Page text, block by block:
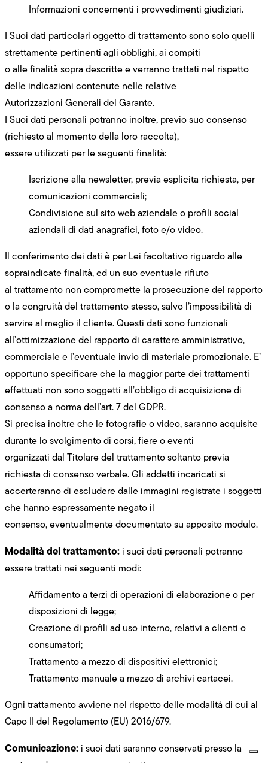
Informazioni concernenti i provvedimenti giudiziari.
I Suoi dati particolari oggetto di trattamento sono solo quelli
strettamente pertinenti agli obblighi, ai compiti
o alle finalità sopra descritte e verranno trattati nel rispetto
delle indicazioni contenute nelle relative
Autorizzazioni Generali del Garante.
I Suoi dati personali potranno inoltre, previo suo consenso
(richiesto al momento della loro raccolta),
essere utilizzati per le seguenti finalità:
Iscrizione alla newsletter, previa esplicita richiesta, per
comunicazioni commerciali;
Condivisione sul sito web aziendale o profili social
aziendali di dati anagrafici, foto e/o video.
Il conferimento dei dati è per Lei facoltativo riguardo alle
sopraindicate finalità, ed un suo eventuale rifiuto
al trattamento non compromette la prosecuzione del rapporto
o la congruità del trattamento stesso, salvo l’impossibilità di
servire al meglio il cliente. Questi dati sono funzionali
all’ottimizzazione del rapporto di carattere amministrativo,
commerciale e l’eventuale invio di materiale promozionale. E’
opportuno specificare che la maggior parte dei trattamenti
effettuati non sono soggetti all’obbligo di acquisizione di
consenso a norma dell’art. 7 del GDPR.
Si precisa inoltre che le fotografie o video, saranno acquisite
durante lo svolgimento di corsi, fiere o eventi
organizzati dal Titolare del trattamento soltanto previa
richiesta di consenso verbale. Gli addetti incaricati si
accerteranno di escludere dalle immagini registrate i soggetti
che hanno espressamente negato il
consenso, eventualmente documentato su apposito modulo.
Modalità del trattamento: i suoi dati personali potranno
essere trattati nei seguenti modi:
Affidamento a terzi di operazioni di elaborazione o per
disposizioni di legge;
Creazione di profili ad uso interno, relativi a clienti o
consumatori;
Trattamento a mezzo di dispositivi elettronici;
Trattamento manuale a mezzo di archivi cartacei.
Ogni trattamento avviene nel rispetto delle modalità di cui al
Capo II del Regolamento (EU) 2016/679.
Comunicazione: i suoi dati saranno conservati presso la